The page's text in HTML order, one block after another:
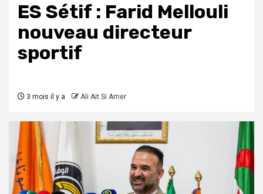
ES Sétif : Farid Mellouli
nouveau directeur
sportif
3 mois il y a Ali Ait Si Amer